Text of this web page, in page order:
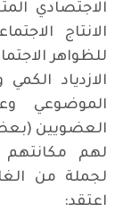
الاجتصادي
الانتاج
للظواهر
الازدياد
الموضوعي
العضويين
لهم مكانتهم
لجملة من
اعتقد: